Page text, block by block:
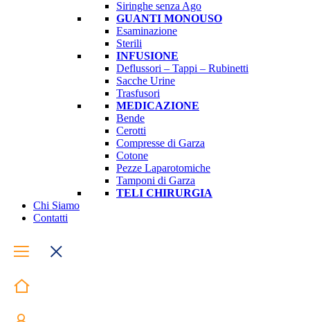
Siringhe senza Ago
GUANTI MONOUSO
Esaminazione
Sterili
INFUSIONE
Deflussori – Tappi – Rubinetti
Sacche Urine
Trasfusori
MEDICAZIONE
Bende
Cerotti
Compresse di Garza
Cotone
Pezze Laparotomiche
Tamponi di Garza
TELI CHIRURGIA
Chi Siamo
Contatti